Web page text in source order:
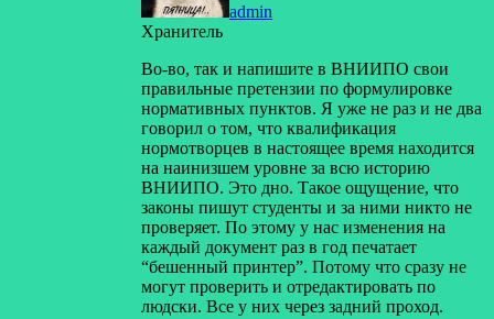
admin
Хранитель
Во-во, так и напишите в ВНИИПО свои
правильные претензии по формулировке
нормативных пунктов. Я уже не раз и не два
говорил о том, что квалификация
нормотворцев в настоящее время находится
на наинизшем уровне за всю историю
ВНИИПО. Это дно. Такое ощущение, что
законы пишут студенты и за ними никто не
проверяет. По этому у нас изменения на
каждый документ раз в год печатает
“бешенный принтер”. Потому что сразу не
могут проверить и отредактировать по
людски. Все у них через задний проход.